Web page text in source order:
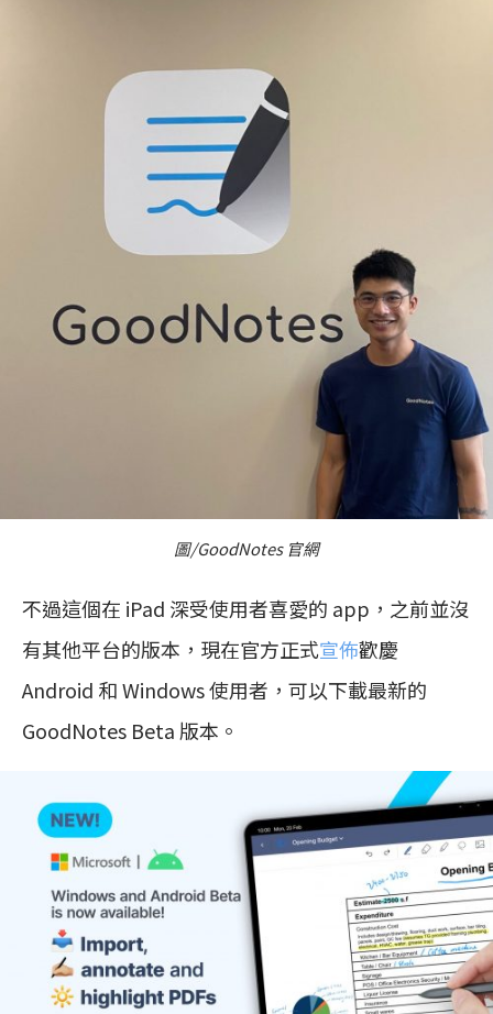
圖/GoodNotes 官網
不過這個在 iPad 深受使用者喜愛的 app，之前並沒
有其他平台的版本，現在官方正式宣佈歡慶
Android 和 Windows 使用者，可以下載最新的
GoodNotes Beta 版本。